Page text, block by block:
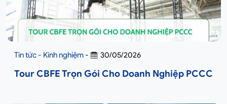
Tin tức - Kinh nghiệm - 30/05/2026
Tour CBFE Trọn Gói Cho Doanh Nghiệp PCCC